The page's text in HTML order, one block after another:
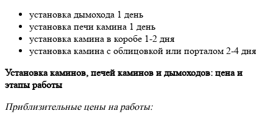
установка дымохода 1 день
установка печи камина 1 день
установка камина в коробе 1-2 дня
установка камина с облицовкой или порталом 2-4 дня
Установка каминов, печей каминов и дымоходов: цена и
этапы работы
Приблизительные цены на работы: